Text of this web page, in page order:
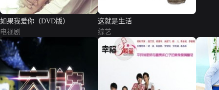
如果我爱你（DVD版）
电视剧
这就是生活
综艺